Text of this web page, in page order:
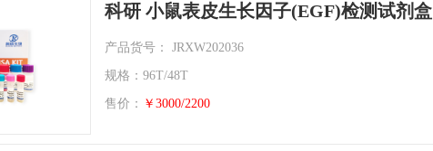
科研 小鼠表皮生长因子(EGF)检测试剂盒
产品货号： JRXW202036
规格：96T/48T
售价： ￥3000/2200